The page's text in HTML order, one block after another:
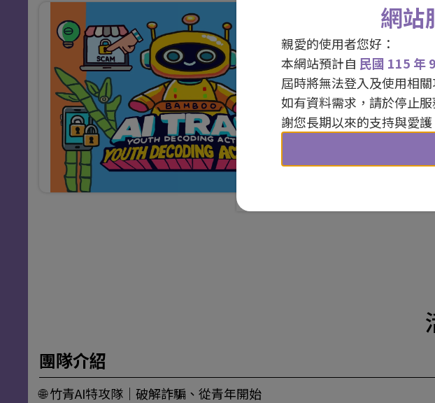
網站
親愛的使用者您好：
本網站預計自 民國 115 年
屆時將無法登入及使用相關
如有資料需求，請於停止
謝您長期以來的支持與愛護
活動日期 /
活動地點 /
團隊名稱 /
活動人數 /
團隊介紹
🌐 竹青AI特攻隊｜破解詐騙、從青年開始